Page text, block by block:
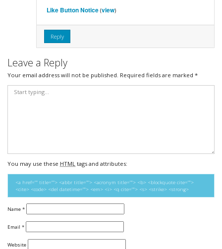
Like Button Notice(view)
Reply
Leave a Reply
Your email address will not be published. Required fields are marked *
You may use these HTML tags and attributes:
<a href="" title=""> <abbr title=""> <acronym title=""> <b> <blockquote cite="">
<cite> <code> <del datetime=""> <em> <i> <q cite=""> <s> <strike> <strong>
Name *
Email *
Website